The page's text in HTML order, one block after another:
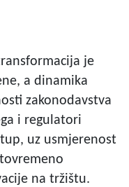
je
a dinamika
zakonodavstva
i regulatori
uz usmjerenost
na tržištu.